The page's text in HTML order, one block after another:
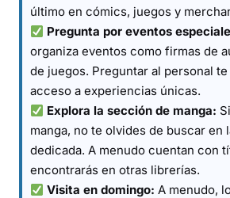
último en cómics, juegos y
Pregunta por eventos
organiza eventos como firmas de
de juegos. Preguntar al personal
acceso a experiencias únicas.
Explora la sección de manga:
manga, no te olvides de buscar en
dedicada. A menudo cuentan con
encontrarás en otras librerías.
Visita en domingo: A menudo,